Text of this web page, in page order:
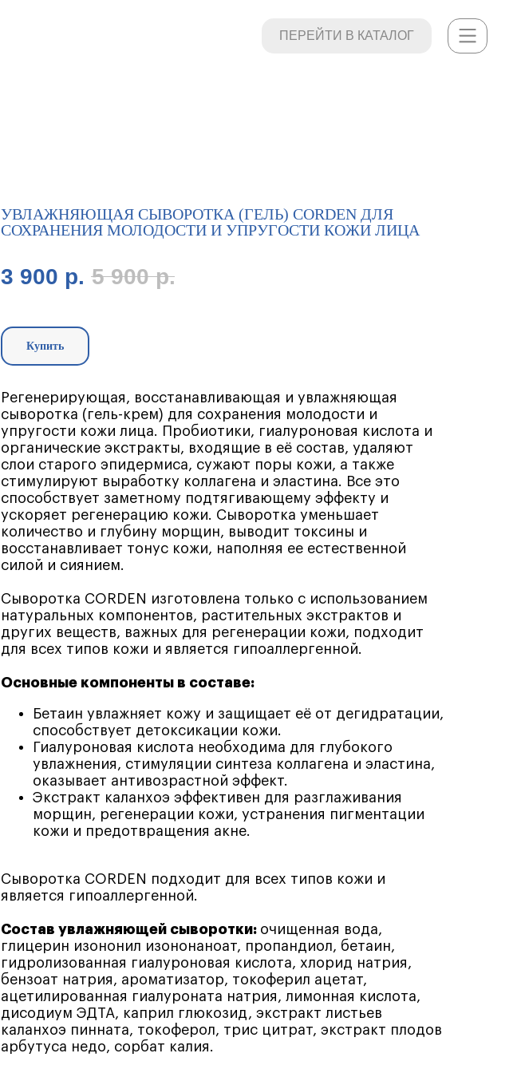
ПЕРЕЙТИ В КАТАЛОГ
ПЕРЕЙТИ В КАТАЛОГ
УВЛАЖНЯЮЩАЯ СЫВОРОТКА (ГЕЛЬ) CORDEN ДЛЯ
СОХРАНЕНИЯ МОЛОДОСТИ И УПРУГОСТИ КОЖИ ЛИЦА
3 900 р. 5 900 р.
Купить
Регенерирующая, восстанавливающая и увлажняющая
сыворотка (гель-крем) для сохранения молодости и
упругости кожи лица. Пробиотики, гиалуроновая кислота и
органические экстракты, входящие в её состав, удаляют
слои старого эпидермиса, сужают поры кожи, а также
стимулируют выработку коллагена и эластина. Все это
способствует заметному подтягивающему эффекту и
ускоряет регенерацию кожи. Сыворотка уменьшает
количество и глубину морщин, выводит токсины и
восстанавливает тонус кожи, наполняя ее естественной
силой и сиянием.
Сыворотка CORDEN изготовлена только с использованием
натуральных компонентов, растительных экстрактов и
других веществ, важных для регенерации кожи, подходит
для всех типов кожи и является гипоаллергенной.
Основные компоненты в составе:
Бетаин увлажняет кожу и защищает её от дегидратации,
способствует детоксикации кожи.
Гиалуроновая кислота необходима для глубокого
увлажнения, стимуляции синтеза коллагена и эластина,
оказывает антивозрастной эффект.
Экстракт каланхоэ эффективен для разглаживания
морщин, регенерации кожи, устранения пигментации
кожи и предотвращения акне.
Сыворотка CORDEN подходит для всех типов кожи и
является гипоаллергенной.
Состав увлажняющей сыворотки: очищенная вода,
глицерин изононил изононаноат, пропандиол, бетаин,
гидролизованная гиалуроновая кислота, хлорид натрия,
бензоат натрия, ароматизатор, токоферил ацетат,
ацетилированная гиалуроната натрия, лимонная кислота,
дисодиум ЭДТА, каприл глюкозид, экстракт листьев
каланхоэ пинната, токоферол, трис цитрат, экстракт плодов
арбутуса недо, сорбат калия.